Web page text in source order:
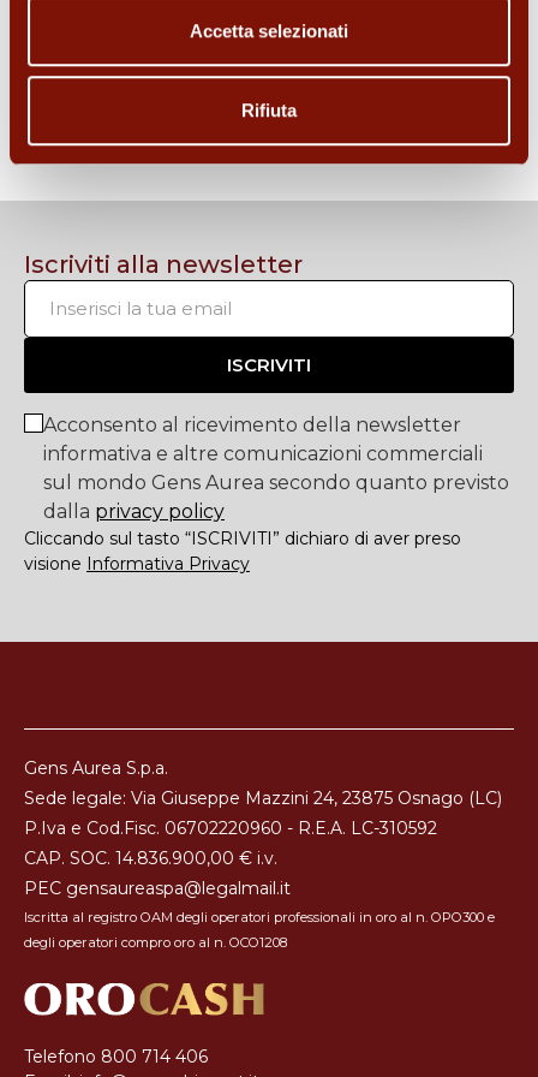
Accetta selezionati
Rifiuta
LABORATORIO ORAFO
Dai nuova vita ai tuoi preziosi scegliendo la qualità
e la garanzia OroCash.
Iscriviti alla newsletter
ISCRIVITI
Acconsento al ricevimento della newsletter
informativa e altre comunicazioni commerciali
sul mondo Gens Aurea secondo quanto previsto
dalla privacy policy
Cliccando sul tasto “ISCRIVITI” dichiaro di aver preso
visione Informativa Privacy
Gens Aurea S.p.a.
Sede legale: Via Giuseppe Mazzini 24, 23875 Osnago (LC)
P.Iva e Cod.Fisc. 06702220960 - R.E.A. LC-310592
CAP. SOC. 14.836.900,00 € i.v.
PEC gensaureaspa@legalmail.it
Iscritta al registro OAM degli operatori professionali in oro al n. OPO300 e
degli operatori compro oro al n. OCO1208
Telefono 800 714 406